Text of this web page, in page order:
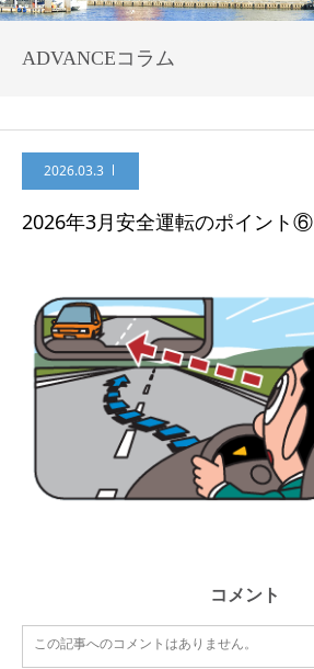
ADVANCEコラム
2026.03.3
2026年3月安全運転のポイント⑥
コメント
この記事へのコメントはありません。